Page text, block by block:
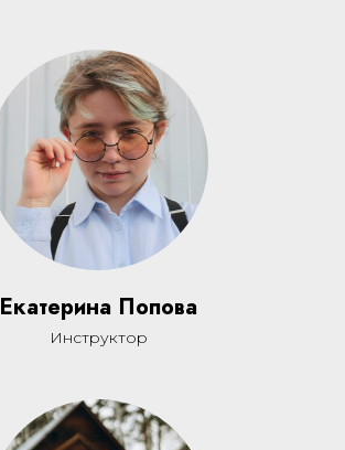
Екатерина Попова
Инструктор